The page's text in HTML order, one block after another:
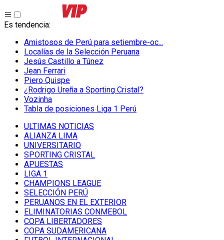
Es tendencia:
Amistosos de Perú para setiembre-oc...
Localías de la Selección Peruana
Jesús Castillo a Túnez
Jean Ferrari
Piero Quispe
¿Rodrigo Ureña a Sporting Cristal?
Vozinha
Tabla de posiciones Liga 1 Perú
ULTIMAS NOTICIAS
ALIANZA LIMA
UNIVERSITARIO
SPORTING CRISTAL
APUESTAS
LIGA 1
CHAMPIONS LEAGUE
SELECCIÓN PERÚ
PERUANOS EN EL EXTERIOR
ELIMINATORIAS CONMEBOL
COPA LIBERTADORES
COPA SUDAMERICANA